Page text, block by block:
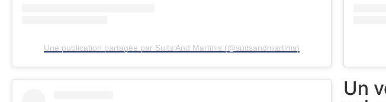
Une publication partagée par Suits And Martinis (@suitsandmartinis)
Un